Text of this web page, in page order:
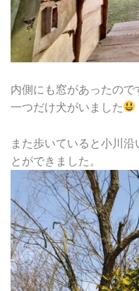
内側にも窓があったので
一つだけ犬がいました
また歩いていると小川
とができました。